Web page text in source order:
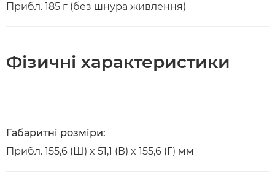
Прибл. 185 г (без шнура живлення)
Фізичні характеристики
Габаритні розміри:
Прибл. 155,6 (Ш) x 51,1 (В) x 155,6 (Г) мм